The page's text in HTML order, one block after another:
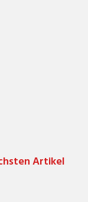
Artikel